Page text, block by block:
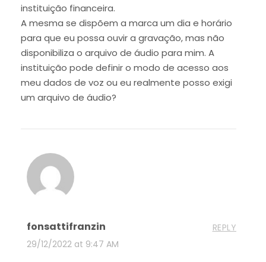
instituição financeira.
A mesma se dispõem a marca um dia e horário
para que eu possa ouvir a gravação, mas não
disponibiliza o arquivo de áudio para mim. A
instituição pode definir o modo de acesso aos
meu dados de voz ou eu realmente posso exigi
um arquivo de áudio?
fonsattifranzin
29/12/2022 at 9:47 AM
REPLY